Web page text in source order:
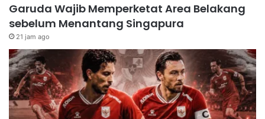
Garuda Wajib Memperketat Area Belakang
sebelum Menantang Singapura
21 jam ago